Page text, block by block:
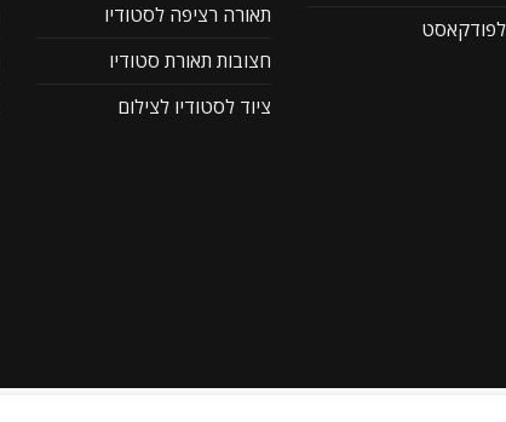
לפודקאסט
תאורה רציפה לסטודיו
חצובות תאורת סטודיו
ציוד לסטודיו לצילום